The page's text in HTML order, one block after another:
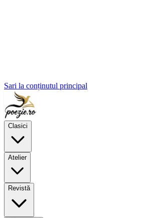
Sari la conținutul principal
Clasici
Atelier
Revistă